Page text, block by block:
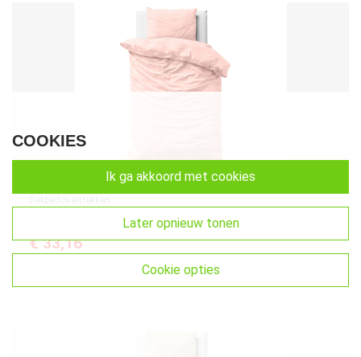
Uni Satijn Dekbedovertrek Roze 140 x 200/220
€33,16
COOKIES
ik ga akkoord met cookies
later opnieuw tonen
cookie opties